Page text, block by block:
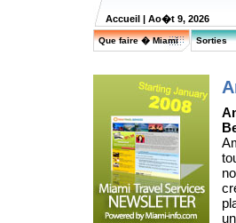
Accueil | Ao�t 9, 2026
Que faire � Miami Sorties